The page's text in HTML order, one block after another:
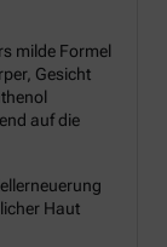
milde Formel
Gesicht
auf die
Haut